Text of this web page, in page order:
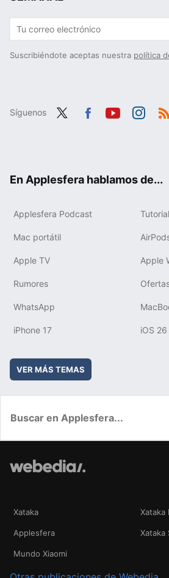
Suscribiéndote aceptas nuestra política
Síguenos
En Applesfera hablamos de...
Applesfera Podcast
Mac portátil
Apple TV Apple
Rumores
WhatsApp
iPhone 17 iOS 26
VER MÁS TEMAS
Xataka Xataka
Applesfera Xataka
Mundo Xiaomi